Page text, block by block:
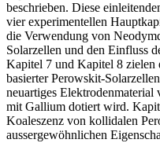
beschrieben. Diese
vier experimentellen
die Verwendung von
Solarzellen und den Einfluss
Kapitel 7 und Kapitel 8 zielen
basierter Perowskit-
neuartiges
mit Gallium dotiert wird.
Koaleszenz von kollidalen
aussergewöhnlichen